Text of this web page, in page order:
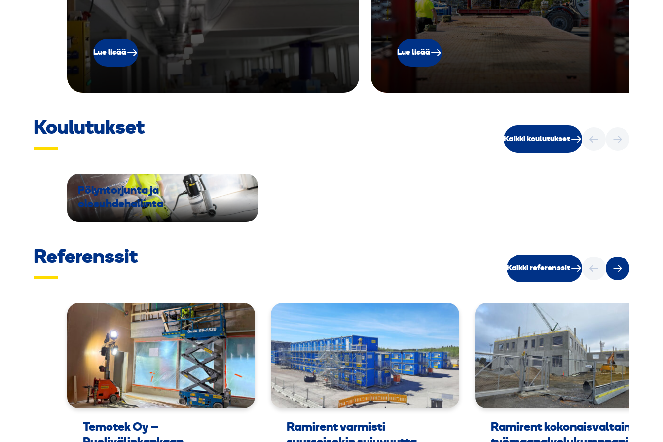
Lue lisää Lue lisää
Koulutukset
Kaikki koulutukset
Pölyntorjunta ja
olosuhdehallinta
Referenssit
Kaikki referenssit
Temotek Oy –
Ramirent varmisti
Ramirent kokonaisvaltainen